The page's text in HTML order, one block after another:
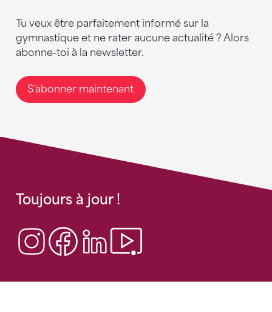
Tu veux être parfaitement informé sur la
gymnastique et ne rater aucune actualité ? Alors
abonne-toi à la newsletter.
S'abonner maintenant
Toujours à jour !